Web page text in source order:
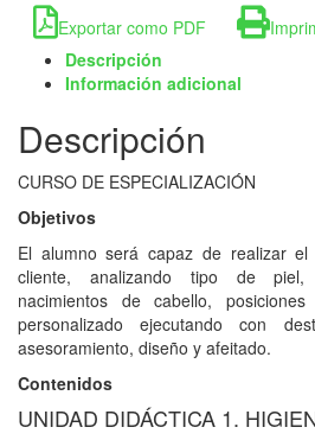
Exportar como PDF
Descripción
Información adicional
Descripción
CURSO DE ESPECIALIZACIÓN
Objetivos
El alumno será capaz de realizar
cliente, analizando tipo de piel,
nacimientos de cabello,
personalizado ejecutando con
asesoramiento, diseño y afeitado.
Contenidos
UNIDAD DIDÁCTICA 1.